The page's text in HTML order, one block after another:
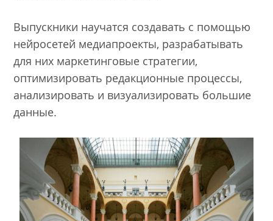
Выпускники научатся создавать с помощью
нейросетей медиапроекты, разрабатывать
для них маркетинговые стратегии,
оптимизировать редакционные процессы,
анализировать и визуализировать большие
данные.